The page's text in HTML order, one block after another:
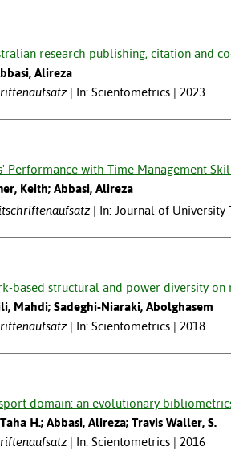
research publishing, citation and
Alireza
In: Scientometrics | 2023
Performance with Time Management
Keith; Abbasi, Alireza
In: Journal of University
based structural and power diversity on
Mahdi; Sadeghi-Niaraki, Abolghasem
In: Scientometrics | 2018
domain: an evolutionary
H.; Abbasi, Alireza; Travis Waller, S.
In: Scientometrics | 2016